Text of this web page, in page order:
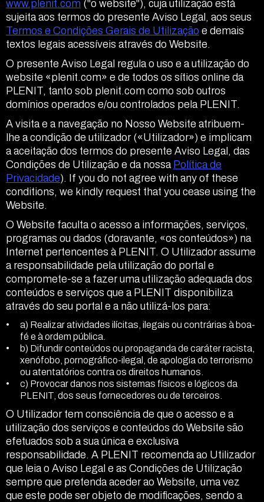
Aceder
www.plenit.com ("o website"), cuja utilização está
sujeita aos termos do presente Aviso Legal, aos seus
Termos e Condições Gerais de Utilização e demais
textos legais acessíveis através do Website.
O presente Aviso Legal regula o uso e a utilização do
website «plenit.com» e de todos os sítios online da
PLENIT, tanto sob plenit.com como sob outros
domínios operados e/ou controlados pela PLENIT.
A visita e a navegação no Nosso Website atribuem-
lhe a condição de utilizador («Utilizador») e implicam
a aceitação dos termos do presente Aviso Legal, das
Condições de Utilização e da nossa Política de
Privacidade). If you do not agree with any of these
conditions, we kindly request that you cease using the
Website.
O Website faculta o acesso a informações, serviços,
programas ou dados (doravante, «os conteúdos») na
Internet pertencentes à PLENIT. O Utilizador assume
a responsabilidade pela utilização do portal e
compromete-se a fazer uma utilização adequada dos
conteúdos e serviços que a PLENIT disponibiliza
através do seu portal e a não utilizá-los para:
a) Realizar atividades ilícitas, ilegais ou contrárias à boa-
fé e à ordem pública.
b) Difundir conteúdos ou propaganda de caráter racista,
xenófobo, pornográfico-ilegal, de apologia do terrorismo
ou atentatórios contra os direitos humanos.
c) Provocar danos nos sistemas físicos e lógicos da
PLENIT, dos seus fornecedores ou de terceiros.
O Utilizador tem consciência de que o acesso e a
utilização dos serviços e conteúdos do Website são
efetuados sob a sua única e exclusiva
responsabilidade. A PLENIT recomenda ao Utilizador
que leia o Aviso Legal e as Condições de Utilização
sempre que pretenda aceder ao Website, uma vez
que este pode ser objeto de modificações, sendo a